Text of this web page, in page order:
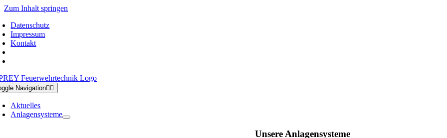
Zum Inhalt springen
Datenschutz
Impressum
Kontakt
Navigation
Aktuelles
Anlagensysteme
Unsere Anlagensysteme